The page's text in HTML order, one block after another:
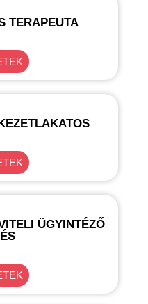
TERAPEUTA
ÜGYINTÉZŐ